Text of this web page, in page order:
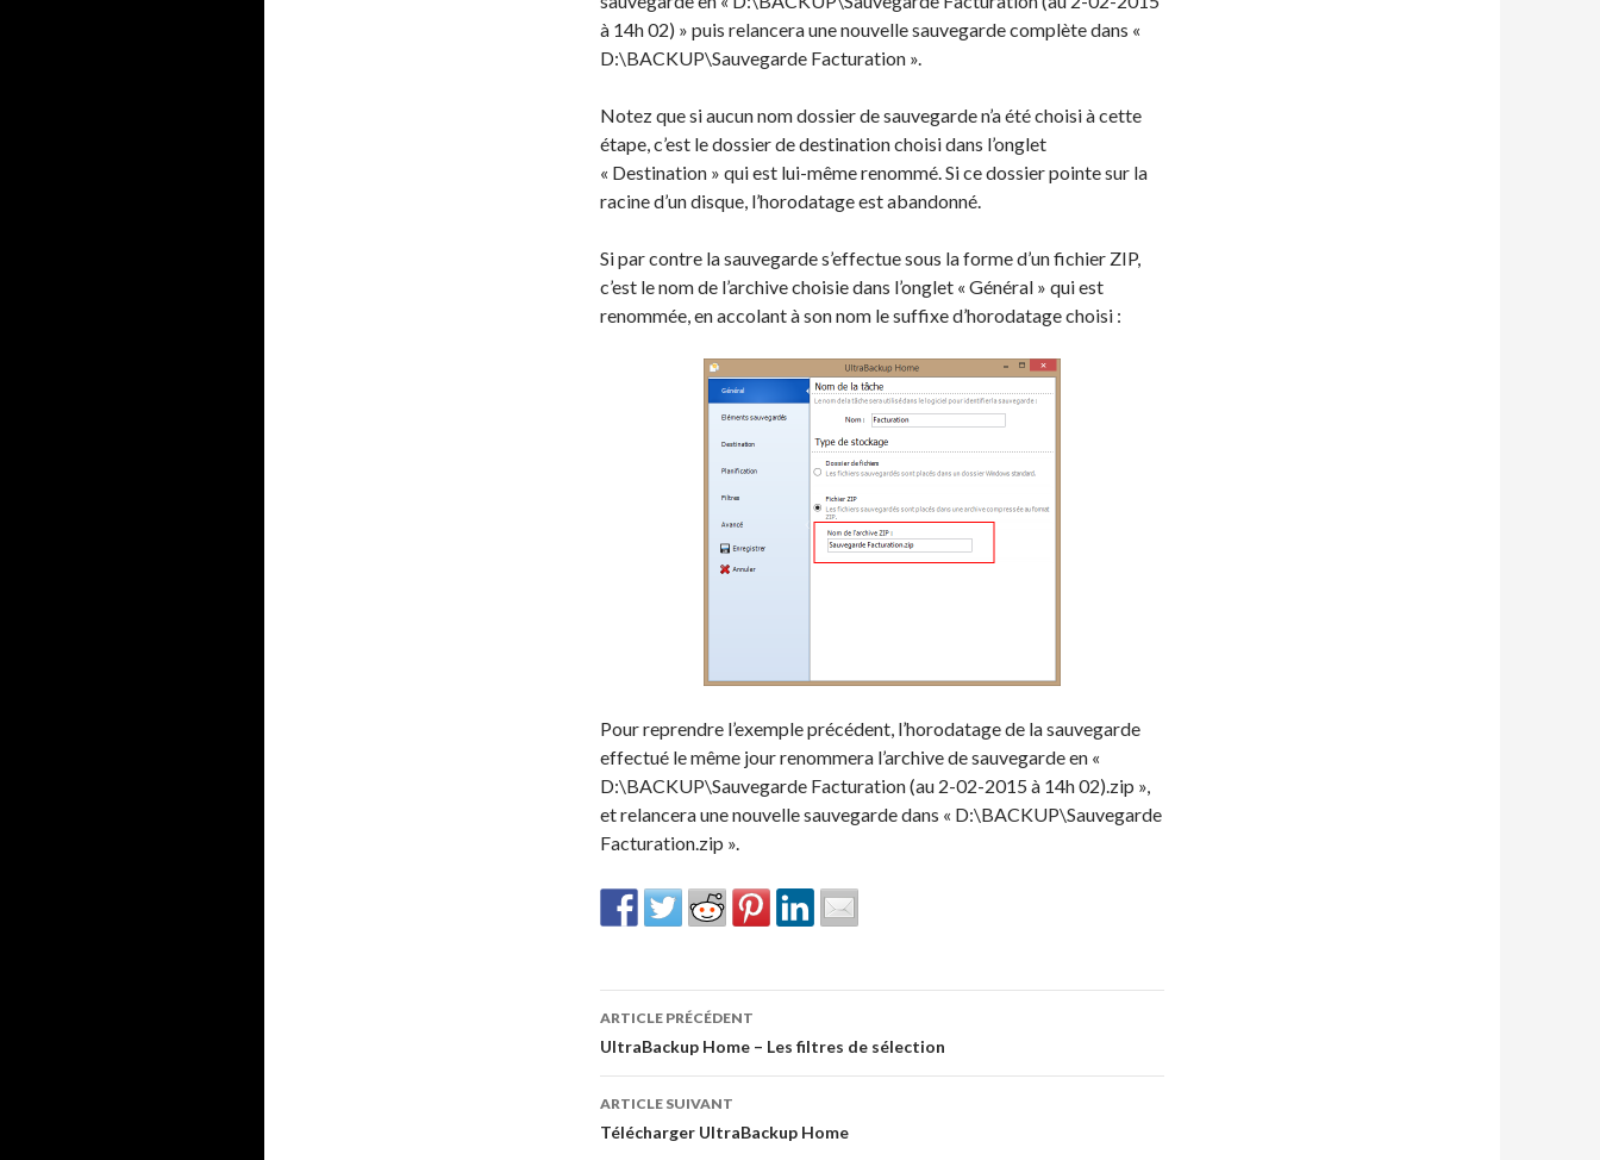
à 14h 02) » puis relancera une nouvelle sauvegarde complète dans «
D:\BACKUP\Sauvegarde Facturation ».
Notez que si aucun nom dossier de sauvegarde n’a été choisi à cette
étape, c’est le dossier de destination choisi dans l’onglet
« Destination » qui est lui-même renommé. Si ce dossier pointe sur la
racine d’un disque, l’horodatage est abandonné.
Si par contre la sauvegarde s’effectue sous la forme d’un fichier ZIP,
c’est le nom de l’archive choisie dans l’onglet « Général » qui est
renommée, en accolant à son nom le suffixe d’horodatage choisi :
Pour reprendre l’exemple précédent, l’horodatage de la sauvegarde
effectué le même jour renommera l’archive de sauvegarde en «
D:\BACKUP\Sauvegarde Facturation (au 2-02-2015 à 14h 02).zip »,
et relancera une nouvelle sauvegarde dans « D:\BACKUP\Sauvegarde
Facturation.zip ».
Navigation
des
articles
ARTICLE PRÉCÉDENT
UltraBackup Home – Les filtres de sélection
ARTICLE SUIVANT
Télécharger UltraBackup Home